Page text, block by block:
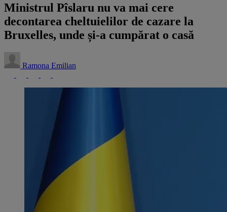
Ministrul Pîslaru nu va mai cere
decontarea cheltuielilor de cazare la
Bruxelles, unde și-a cumpărat o casă
Ramona Emilian